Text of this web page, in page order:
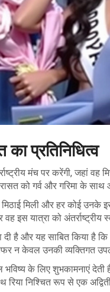
का प्रतिनिधित्व
मंच पर करेंगी, जहां
को गर्व और गरिमा के
मिली और हर कोई उनके
इस यात्रा को अंतर्राष्ट्रीय
है और यह साबित किया है
न केवल उनकी व्यक्तिगत
भविष्य के लिए शुभकामनाएं
निश्चित रूप से एक